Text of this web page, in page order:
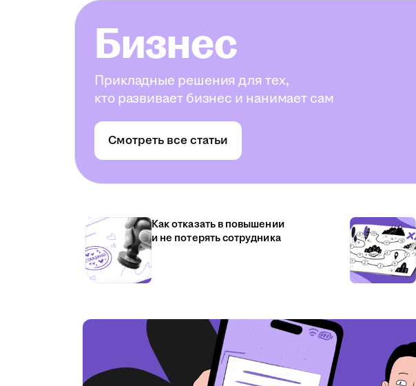
Бизнес
Прикладные решения для тех,
кто развивает бизнес и нанимает сам
Смотреть все статьи
Как отказать в повышении
и не потерять сотрудника